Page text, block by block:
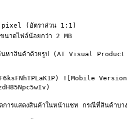
pixel (อัตราส่วน 1:1)
าดไฟล์น้อยกว่า 2 MB
าสินค้าด้วยรูป (AI Visual Product
![Mobile Version
สดงสินค้าในหน้าแชท กรณีที่สินค้าบาง